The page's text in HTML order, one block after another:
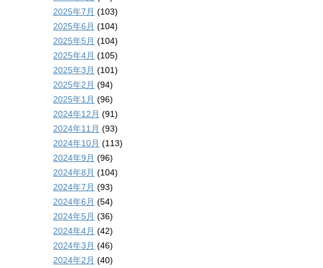
2025年7月 (103)
2025年6月 (104)
2025年5月 (104)
2025年4月 (105)
2025年3月 (101)
2025年2月 (94)
2025年1月 (96)
2024年12月 (91)
2024年11月 (93)
2024年10月 (113)
2024年9月 (96)
2024年8月 (104)
2024年7月 (93)
2024年6月 (54)
2024年5月 (36)
2024年4月 (42)
2024年3月 (46)
2024年2月 (40)